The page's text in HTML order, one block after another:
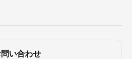
い合わせ